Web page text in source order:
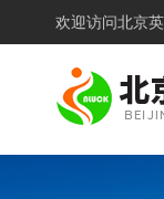
欢迎访问北京